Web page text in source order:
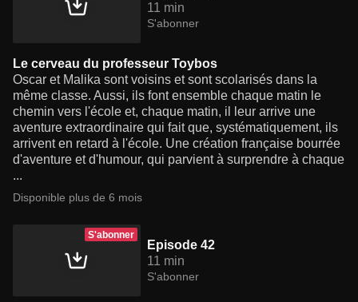
11 min
S'abonner
Le cerveau du professeur Toybos
Oscar et Malika sont voisins et sont scolarisés dans la
même classe. Aussi, ils font ensemble chaque matin le
chemin vers l'école et, chaque matin, il leur arrive une
aventure extraordinaire qui fait que, systématiquement, ils
arrivent en retard à l'école. Une création française bourrée
d'aventure et d'humour, qui parvient à surprendre à chaque
...
Disponible plus de 6 mois
S'abonner
Episode 42
11 min
S'abonner